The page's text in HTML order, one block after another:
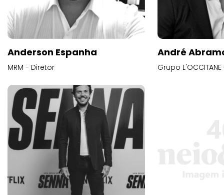
Anderson Espanha
MRM - Diretor
André
Grupo